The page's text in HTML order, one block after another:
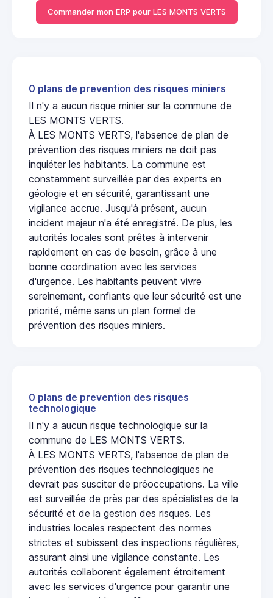
Commander mon ERP pour LES MONTS VERTS
0 plans de prevention des risques miniers
Il n'y a aucun risque minier sur la commune de
LES MONTS VERTS.
À LES MONTS VERTS, l'absence de plan de
prévention des risques miniers ne doit pas
inquiéter les habitants. La commune est
constamment surveillée par des experts en
géologie et en sécurité, garantissant une
vigilance accrue. Jusqu'à présent, aucun
incident majeur n'a été enregistré. De plus, les
autorités locales sont prêtes à intervenir
rapidement en cas de besoin, grâce à une
bonne coordination avec les services
d'urgence. Les habitants peuvent vivre
sereinement, confiants que leur sécurité est une
priorité, même sans un plan formel de
prévention des risques miniers.
0 plans de prevention des risques
technologique
Il n'y a aucun risque technologique sur la
commune de LES MONTS VERTS.
À LES MONTS VERTS, l'absence de plan de
prévention des risques technologiques ne
devrait pas susciter de préoccupations. La ville
est surveillée de près par des spécialistes de la
sécurité et de la gestion des risques. Les
industries locales respectent des normes
strictes et subissent des inspections régulières,
assurant ainsi une vigilance constante. Les
autorités collaborent également étroitement
avec les services d'urgence pour garantir une